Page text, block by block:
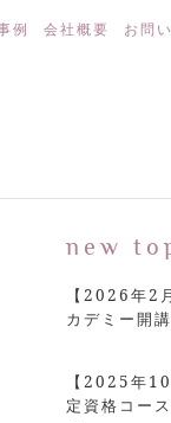
例 会社概要 お問
new
【2026年2
カデミー開講
【2025年
定資格コー